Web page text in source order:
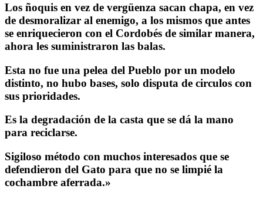
Los ñoquis en vez de vergüenza sacan chapa, en vez
de desmoralizar al enemigo, a los mismos que antes
se enriquecieron con el Cordobés de similar manera,
ahora les suministraron las balas.
Esta no fue una pelea del Pueblo por un modelo
distinto, no hubo bases, solo disputa de circulos con
sus prioridades.
Es la degradación de la casta que se dá la mano
para reciclarse.
Sigiloso método con muchos interesados que se
defendieron del Gato para que no se limpié la
cochambre aferrada.»